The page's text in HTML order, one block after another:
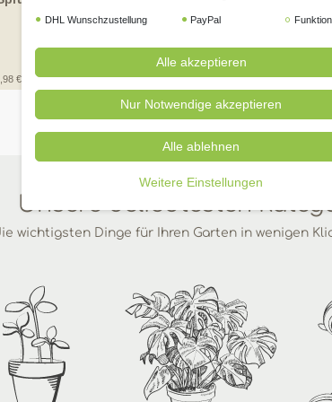
99 € *
€ / Liter 250 Milliliter | 39,96 € /
Unsere beliebtesten
wichtigsten Dinge für Ihren Garten in wenigen
DHL Wunschzustellung PayPal
Alle akzeptieren
Nur Notwendige akzeptieren
Alle ablehnen
Weitere Einstellungen